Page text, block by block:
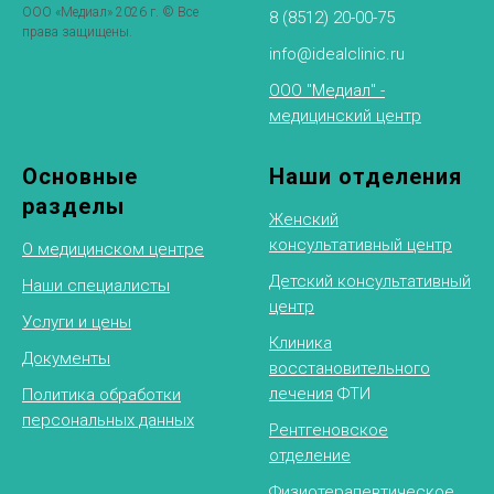
ООО «Медиал» 2026 г. © Все
права защищены.
8 (8512) 20-00-75
info@idealclinic.ru
ООО "Медиал" -
медицинский центр
Основные
разделы
О медицинском центре
Наши специалисты
Услуги и цены
Документы
Политика обработки
персональных данных
Наши отделения
Женский
консультативный центр
Детский консультативный
центр
Клиника
восстановительного
лечения ФТИ
Рентгеновское
отделение